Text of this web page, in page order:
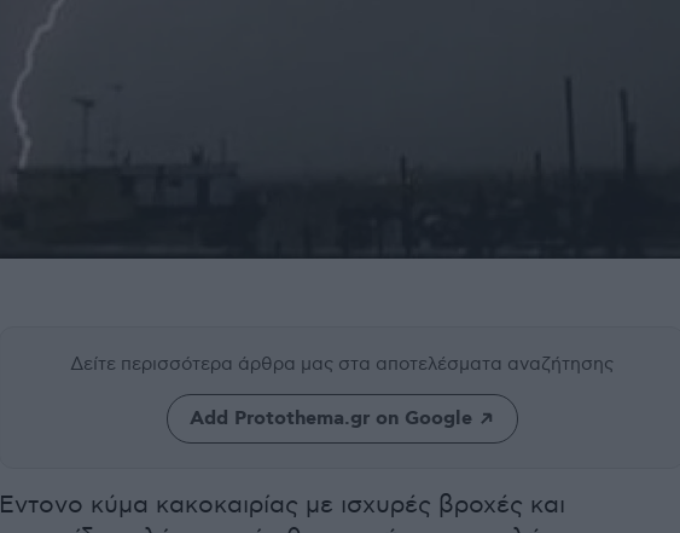
Δείτε περισσότερα άρθρα μας στα αποτελέσματα αναζήτησης
Add Protothema.gr on Google
Εντονο κύμα κακοκαιρίας με ισχυρές βροχές και